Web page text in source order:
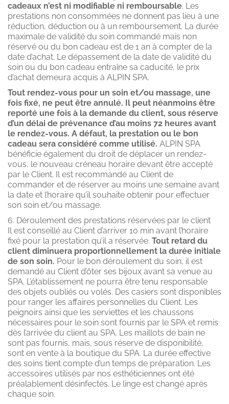
cadeaux n’est ni modifiable ni remboursable. Les
prestations non consommées ne donnent pas lieu à une
réduction, déduction ou à un remboursement. La durée
maximale de validité du soin commandé mais non
réservé ou du bon cadeau est de 1 an à compter de la
date d’achat. Le dépassement de la date de validité du
soin ou du bon cadeau entraîne sa caducité, le prix
d’achat demeura acquis à ALPIN SPA.
Tout rendez-vous pour un soin et/ou massage, une
fois fixé, ne peut être annulé. Il peut néanmoins être
reporté une fois à la demande du client, sous réserve
d’un délai de prévenance d’au moins 72 heures avant
le rendez-vous. A défaut, la prestation ou le bon
cadeau sera considéré comme utilisé. ALPIN SPA
bénéficie également du droit de déplacer un rendez-
vous, le nouveau créneau horaire devant être accepté
par le Client. Il est recommandé au Client de
commander et de réserver au moins une semaine avant
la date et l’horaire qu’il souhaite obtenir pour effectuer
son soin et/ou massage.
6. Déroulement des prestations réservées par le client
Il est conseillé au Client d’arriver 10 min avant l’horaire
fixé pour la prestation qu’il a réservée. Tout retard du
client diminuera proportionnellement la durée initiale
de son soin. Pour le bon déroulement du soin, il est
demandé au Client d’ôter ses bijoux avant sa venue au
SPA. L’établissement ne pourra être tenu responsable
des objets oubliés ou volés. Des casiers sont disponibles
pour ranger les affaires personnelles du Client. Les
peignoirs ainsi que les serviettes et les chaussons
nécessaires pour le soin sont fournis par le SPA et remis
dès l’arrivée du client au SPA. Les maillots de bain ne
sont pas fournis, mais, sous réserve de disponibilité,
sont en vente à la boutique du SPA. La durée effective
des soins tient compte d’un temps de préparation. Les
accessoires utilisés par nos esthéticiennes ont été
préalablement désinfectés. Le linge est changé après
chaque soin.